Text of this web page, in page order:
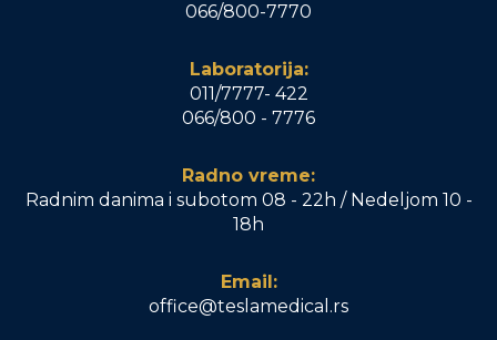
066/800-7770
Laboratorija:
011/7777- 422
066/800 - 7776
Radno vreme:
Radnim danima i subotom 08 - 22h / Nedeljom 10 -
18h
Email:
office@teslamedical.rs